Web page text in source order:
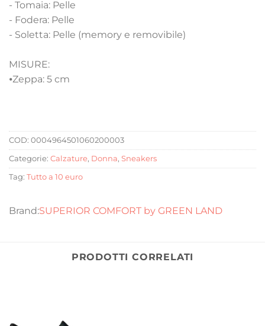
- Tomaia: Pelle
- Fodera: Pelle
- Soletta: Pelle (memory e removibile)
MISURE:
⦁Zeppa: 5 cm
COD: 0004964501060200003
Categorie: Calzature, Donna, Sneakers
Tag: Tutto a 10 euro
SUPERIOR COMFORT by GREEN LAND
PRODOTTI CORRELATI